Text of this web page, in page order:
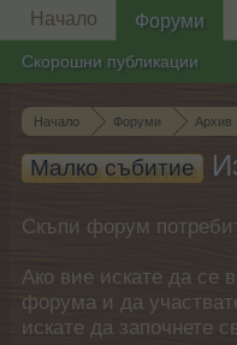
Начало Форуми Архив
Малко събитие
Скъпи форум
Ако вие искате да се
форума и да
искате да започнете
Начало Форуми
Скорошни публикации